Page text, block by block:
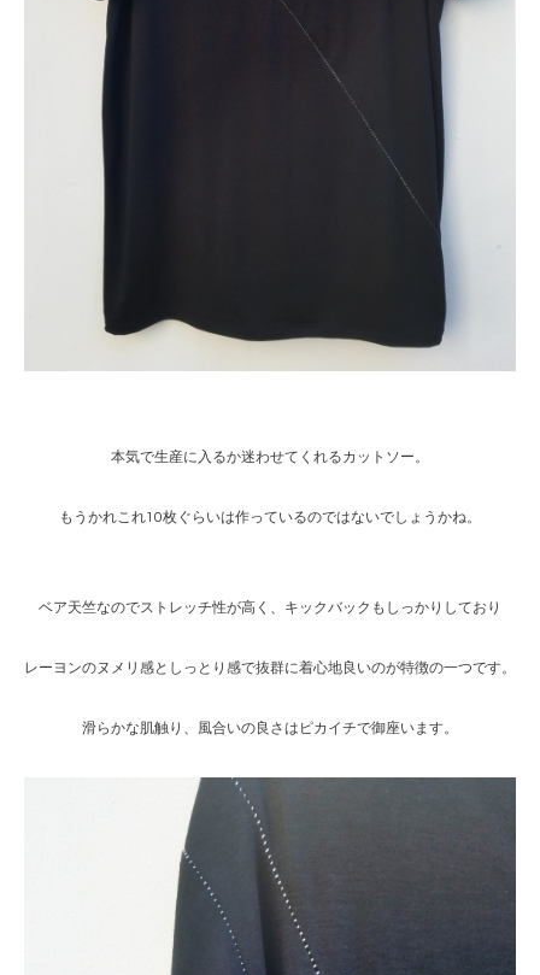
本気で生産に入るか迷わせてくれるカットソー。
もうかれこれ10枚ぐらいは作っているのではないでしょうかね。
ベア天竺なのでストレッチ性が高く、キックバックもしっかりしており
レーヨンのヌメリ感としっとり感で抜群に着心地良いのが特徴の一つです。
滑らかな肌触り、風合いの良さはピカイチで御座います。